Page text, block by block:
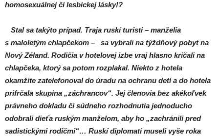
homosexuálnej či lesbickej lásky!?
Stal sa takýto prípad. Traja ruskí turisti – manželia
s maloletým chlapčekom – sa vybrali na týždňový pobyt na
Nový Zéland. Rodičia v hotelovej izbe vraj hlasno kričali na
chlapčeka, ktorý sa potom rozplakal. Niekto z hotela
okamžite zatelefonoval do úradu na ochranu detí a do hotela
prifrčala skupina „záchrancov“. Jej členovia bez akékoľvek
právneho dokladu či súdneho rozhodnutia jednoducho
odobrali dieťa ruským manželom, aby ho „zachránili pred
sadistickými rodičmi“… Ruskí diplomati museli vyše roka